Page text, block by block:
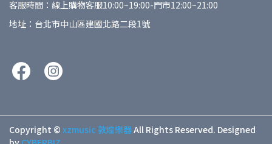
客服時間：線上購物客服10:00~19:00-門市12:00~21:00
地址：台北市中山區建國北路二段1號
Copyright © xzmusic 敦煌樂器All Rights Reserved. Designed